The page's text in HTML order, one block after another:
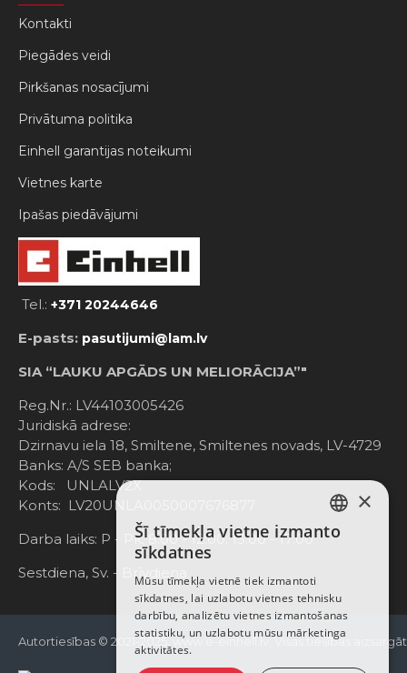
Kontakti
Piegādes veidi
Pirkšanas nosacījumi
Privātuma politika
Einhell garantijas noteikumi
Vietnes karte
Ipašas piedāvājumi
Tel.: +371 20244646
E-pasts: pasutijumi@lam.lv
SIA “LAUKU APGĀDS UN MELIORĀCIJA”"
Reg.Nr.: LV44103005426
Juridiskā adrese:
Dzirnavu iela 18, Smiltene, Smiltenes novads, LV-4729
Banks: A/S SEB banka;
Kods: UNLALV2X
Konts: LV20UNLA0050007676877
Darba laiks: P - Pk. 8:00 - 12:00; 13:00 - 17:00
Sestdiena, Sv. - Brīvdiena
Autortiesības © 2021-2025, www.e-einhell.lv, Visas tiesības
LATVIAN
ENGLISH
×
Šī tīmekļa vietne izmanto
sīkdatnes
Mūsu tīmekļa vietnē tiek izmantoti
sīkdatnes, lai uzlabotu vietnes tehnisku
darbību, analizētu vietnes izmantošanas
statistiku, un uzlabotu mūsu mārketinga
aktivitātes.